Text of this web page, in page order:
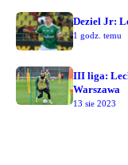
Deziel Jr:
1 godz. temu
III liga:
Warszawa
13 sie 2023